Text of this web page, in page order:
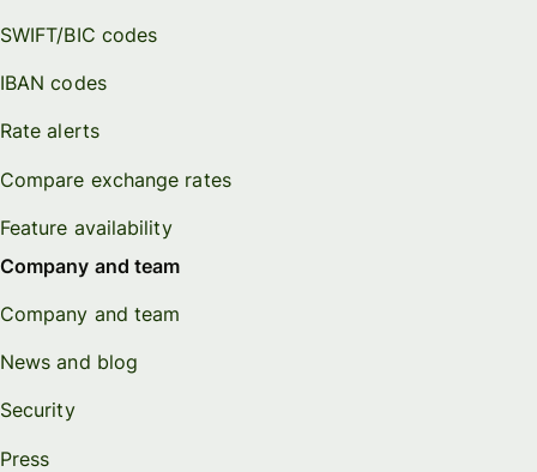
SWIFT/BIC codes
IBAN codes
Rate alerts
Compare exchange rates
Feature availability
Company and team
Company and team
News and blog
Security
Press